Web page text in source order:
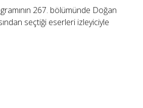
267. bölümünde Doğan
seçtiği eserleri izleyiciyle